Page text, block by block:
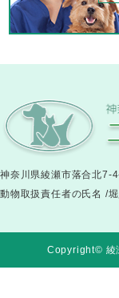
神奈川県綾瀬市落合北
動物取扱責任者の氏名 /
Copyright© 綾